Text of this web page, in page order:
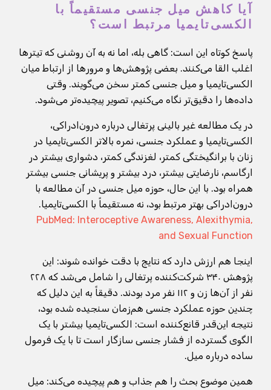
آیا کاهش میل جنسی مستقیماً با
الکسی‌تایمیا مرتبط است؟
پاسخ کوتاه این است: گاهی بله، اما نه به آن روشنی که تیترها
اغلب القا می‌کنند. بعضی پژوهش‌ها و مرورها از ارتباط میان
الکسی‌تایمیا و میل جنسی کمتر سخن می‌گویند. وقتی
داده‌ها را دقیق‌تر نگاه می‌کنیم، تصویر پیچیده‌تر می‌شود.
در یک مطالعه غیر بالینی پرتغالی درباره درون‌ادراکی،
الکسی‌تایمیا و عملکرد جنسی، نمره بالاتر الکسی‌تایمیا در
زنان با برانگیختگی کمتر، لغزندگی کمتر، دشواری بیشتر در
ارگاسم، نارضایتی بیشتر، درد بیشتر و پریشانی جنسی بیشتر
همراه بود. با این حال، حوزه میل جنسی در آن مطالعه با
درون‌ادراکی بهتر مرتبط بود، نه مستقیماً با الکسی‌تایمیا.
PubMed: Interoceptive Awareness, Alexithymia,
and Sexual Function
اینجا هم ارزش دارد که نتایج با دقت خوانده شوند: این
پژوهش ۳۴۰ شرکت‌کننده پرتغالی را شامل می‌شد که ۲۲۸
نفر از آن‌ها زن و ۱۱۲ نفر مرد بودند. دقیقاً به این دلیل که
چندین حوزه عملکرد جنسی هم‌زمان سنجیده شده بود،
نتیجه این‌قدر قانع‌کننده است: الکسی‌تایمیا بیشتر با یک
الگوی گسترده از فشار جنسی سازگار است تا با یک فرمول
ساده درباره میل.
همین موضوع بحث را هم جذاب و هم پیچیده می‌کند: میل